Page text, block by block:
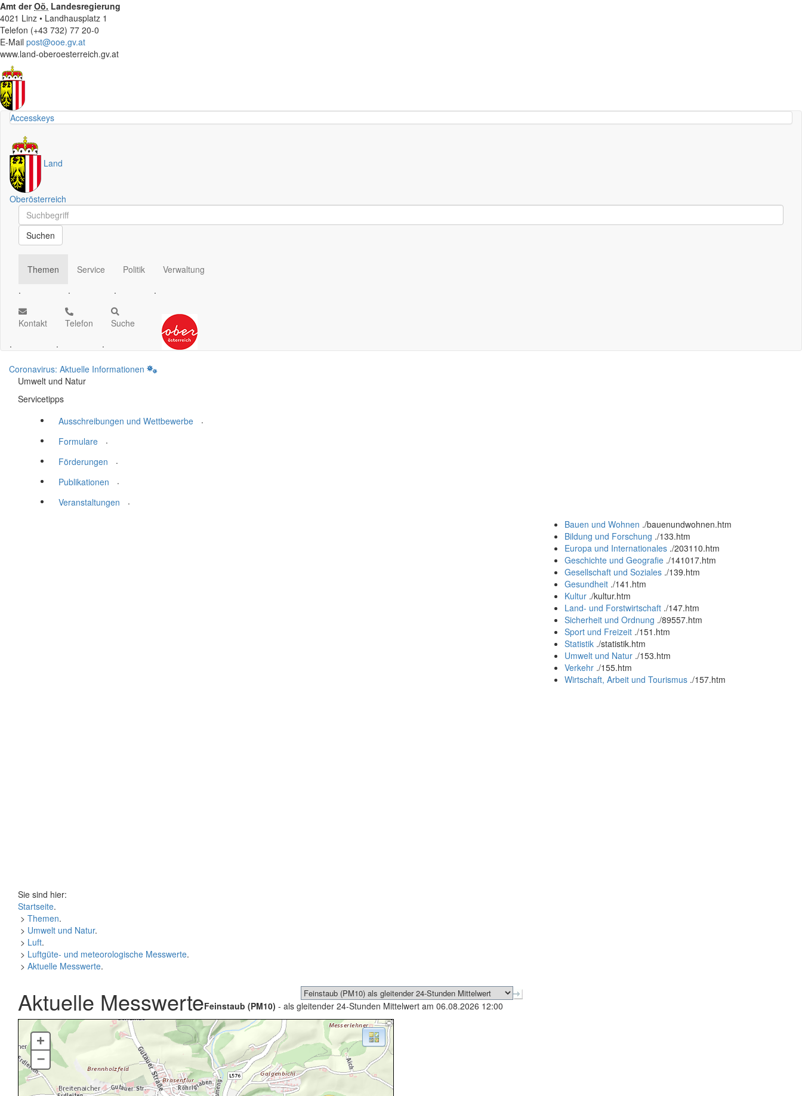
Amt derOö. Landesregierung
4021 Linz • Landhausplatz 1
Telefon (+43 732) 77 20-0
E-Mail post@ooe.gv.at
www.land-oberoesterreich.gv.at
Accesskeys
Land
Oberösterreich
Schnellsuche
Schnellsuche
Suchen
Themen
.
Service
.
Politik
.
Verwaltung
.
Kontakt
.
Telefon
.
Suche
.
Coronavirus: Aktuelle Informationen
Umwelt und Natur
Servicetipps
Ausschreibungen und Wettbewerbe
.
Formulare
.
Förderungen
.
Publikationen
.
Veranstaltungen
.
Bauen und Wohnen ./bauenundwohnen.htm
Bildung und Forschung ./133.htm
Europa und Internationales ./203110.htm
Geschichte und Geografie ./141017.htm
Gesellschaft und Soziales ./139.htm
Gesundheit ./141.htm
Kultur ./kultur.htm
Land- und Forstwirtschaft ./147.htm
Sicherheit und Ordnung ./89557.htm
Sport und Freizeit ./151.htm
Statistik ./statistik.htm
Umwelt und Natur ./153.htm
Verkehr ./155.htm
Wirtschaft, Arbeit und Tourismus ./157.htm
Sie sind hier:
Startseite.
> Themen.
> Umwelt und Natur.
> Luft.
> Luftgüte- und meteorologische Messwerte.
> Aktuelle Messwerte.
Aktuelle MesswerteFeinstaub (PM10) - als gleitender 24-Stunden Mittelwert am 06.08.2026 12:00
+
–